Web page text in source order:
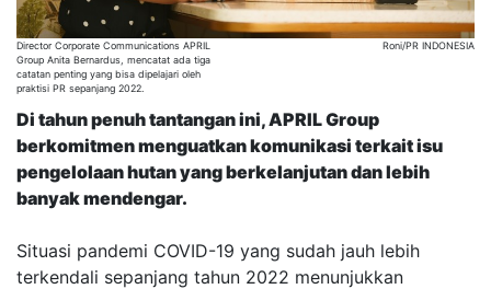
Director Corporate Communications APRIL
Group Anita Bernardus, mencatat ada tiga
catatan penting yang bisa dipelajari oleh
praktisi PR sepanjang 2022.
Roni/PR INDONESIA
Di tahun penuh tantangan ini, APRIL Group
berkomitmen menguatkan komunikasi terkait isu
pengelolaan hutan yang berkelanjutan dan lebih
banyak mendengar.
Situasi pandemi COVID-19 yang sudah jauh lebih
terkendali sepanjang tahun 2022 menunjukkan